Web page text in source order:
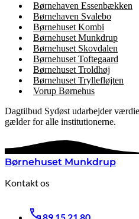
Børnehaven Essenbækken
Børnehaven Svalebo
Børnehuset Kombi
Børnehuset Munkdrup
Børnehuset Skovdalen
Børnehuset Toftegaard
Børnehuset Troldhøj
Børnehuset Tryllefløjten
Vorup Børnehus
Dagtilbud Sydøst udarbejder
gælder for alle institutionerne.
Børnehuset Munkdrup
Kontakt os